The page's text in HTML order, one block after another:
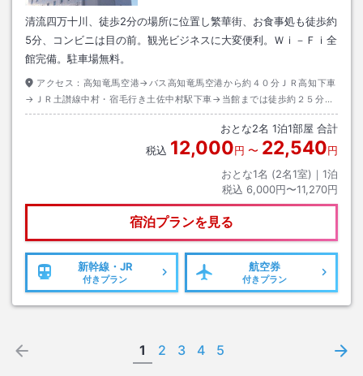
清流四万十川、徒歩2分の場所に位置し繁華街、お食事処も徒歩約
5分、コンビニは目の前。観光ビジネスに大変便利。Ｗｉ－Ｆｉ全
館完備。駐車場無料。
アクセス： 高知竜馬空港→バス高知竜馬空港から約４０分ＪＲ高知下車
→ＪＲ土讃線中村・宿毛行き土佐中村駅下車→当館までは徒歩約２５分ま
たはタクシー約６分
おとな2名 1泊1部屋 合計
税込 12,000円 〜 22,540円
おとな1名 (2名1室)｜ 1泊
税込 6,000円〜11,270円
宿泊プランを見る
新幹線・JR
付きプラン
航空券
付きプラン
1 2 3 4 5